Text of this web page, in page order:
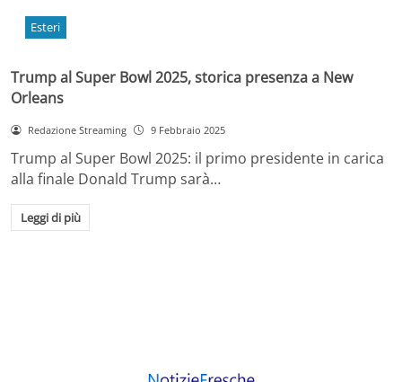
Esteri
Trump al Super Bowl 2025, storica presenza a New
Orleans
Redazione Streaming 9 Febbraio 2025
Trump al Super Bowl 2025: il primo presidente in carica
alla finale Donald Trump sarà…
Leggi di più